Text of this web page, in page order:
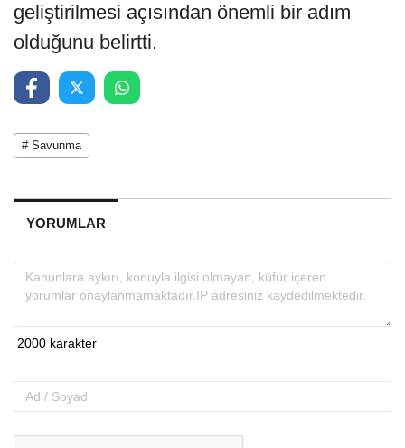
geliştirilmesi açısından önemli bir adım
olduğunu belirtti.
# Savunma
YORUMLAR